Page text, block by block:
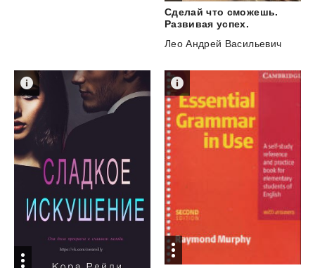
Сделай что сможешь.
Развивая успех.
Лео Андрей Васильевич